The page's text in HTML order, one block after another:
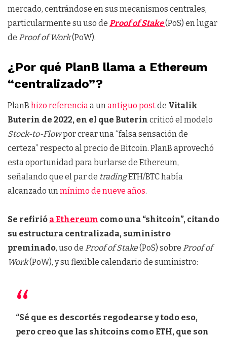
mercado, centrándose en sus mecanismos centrales,
particularmente su uso de Proof of Stake(PoS) en lugar
de Proof of Work(PoW).
¿Por qué PlanB llama a Ethereum
“centralizado”?
PlanB hizo referenciaa unantiguo postde Vitalik
Buterin de 2022, en el que Buterin criticó el modelo
Stock-to-Flowpor crear una “falsa sensación de
certeza” respecto al precio de Bitcoin. PlanB aprovechó
esta oportunidad para burlarse de Ethereum,
señalando que el par de tradingETH/BTC había
alcanzado unmínimo de nueve años.
Se refirió a Ethereum como una “shitcoin”, citando
su estructura centralizada, suministro
preminado, uso de Proof of Stake(PoS) sobre Proof of
Work(PoW), y su flexible calendario de suministro:
“Sé que es descortés regodearse y todo eso,
pero creo que las shitcoins como ETH, que son